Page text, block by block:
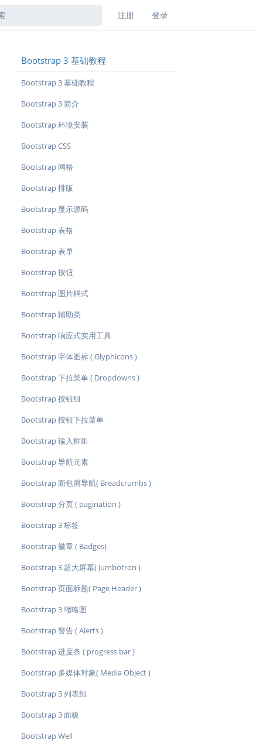
注册 登录
Bootstrap 3 基础教程
Bootstrap 3 基础教程
Bootstrap 3 简介
Bootstrap 环境安装
Bootstrap CSS
Bootstrap 网格
Bootstrap 排版
Bootstrap 显示源码
Bootstrap 表格
Bootstrap 表单
Bootstrap 按钮
Bootstrap 图片样式
Bootstrap 辅助类
Bootstrap 响应式实用工具
Bootstrap 字体图标 ( Glyphicons )
Bootstrap 下拉菜单 ( Dropdowns )
Bootstrap 按钮组
Bootstrap 按钮下拉菜单
Bootstrap 输入框组
Bootstrap 导航元素
Bootstrap 面包屑导航( Breadcrumbs )
Bootstrap 分页 ( pagination )
Bootstrap 3 标签
Bootstrap 徽章 ( Badges)
Bootstrap 3 超大屏幕( Jumbotron )
Bootstrap 页面标题( Page Header )
Bootstrap 3 缩略图
Bootstrap 警告 ( Alerts )
Bootstrap 进度条 ( progress bar )
Bootstrap 多媒体对象( Media Object )
Bootstrap 3 列表组
Bootstrap 3 面板
Bootstrap Well